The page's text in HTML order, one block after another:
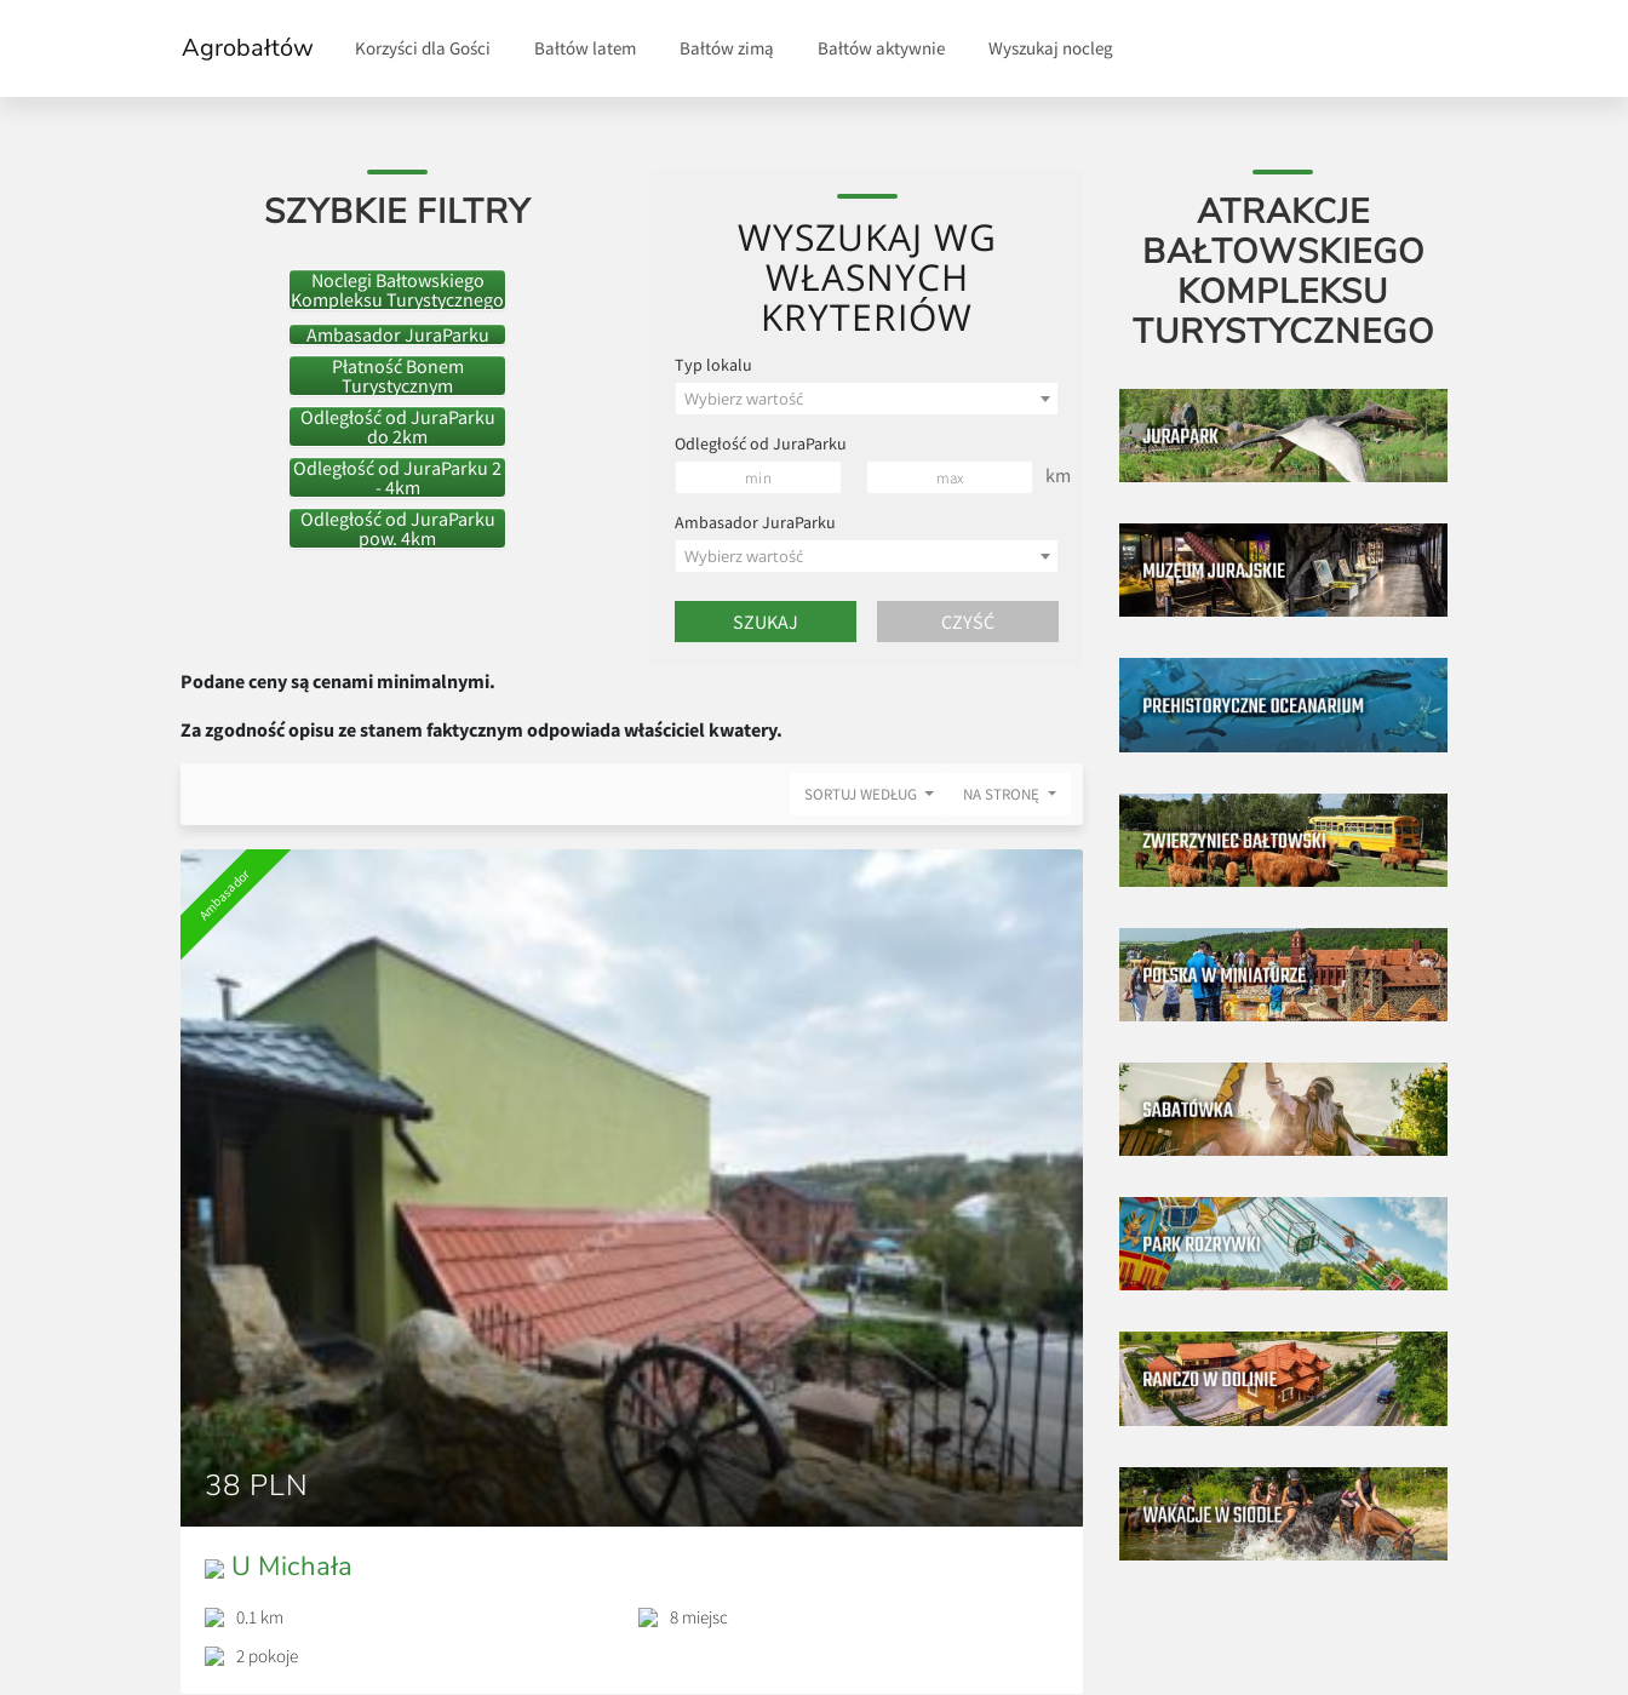
Agrobałtów Korzyści dla Gości Bałtów latem Bałtów zimą Bałtów aktywnie Wyszukaj nocleg
SZYBKIE FILTRY
Noclegi Bałtowskiego
Kompleksu Turystycznego
Ambasador JuraParku
Płatność Bonem
Turystycznym
Odległość od JuraParku
do 2km
Odległość od JuraParku 2
- 4km
Odległość od JuraParku
pow. 4km
WYSZUKAJ WG
WŁASNYCH
KRYTERIÓW
Typ lokalu
Wybierz wartość
Odległość od JuraParku
km
Ambasador JuraParku
Wybierz wartość
Podane ceny są cenami minimalnymi.
Za zgodność opisu ze stanem faktycznym odpowiada właściciel kwatery.
SORTUJ WEDŁUG NA STRONĘ
Ambasador
38 PLN
U Michała
0.1 km
8 miejsc
2 pokoje
ATRAKCJE
BAŁTOWSKIEGO
KOMPLEKSU
TURYSTYCZNEGO